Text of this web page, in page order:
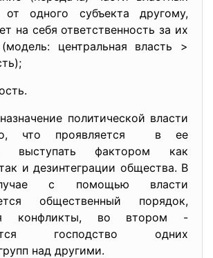
от одного субъекта другому,
на себя ответственность за их
центральная власть >
политической власти
что проявляется в ее
выступать фактором как
и дезинтеграции общества. В
с помощью власти
общественный порядок,
конфликты, во втором -
господство одних
над другими.